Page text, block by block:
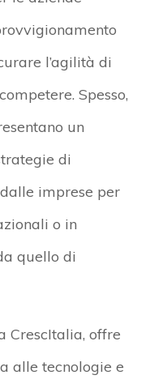
l’agilità di
Spesso,
un
di
imprese per
o in
quello di
CrescItalia, offre
alle tecnologie e